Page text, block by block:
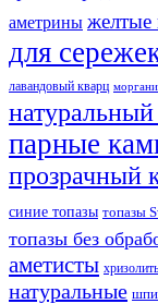
аметрины желтые
для
лавандовый кварц
парные
прозрачный
синие топазы топазы
топазы без
аметисты
натуральные